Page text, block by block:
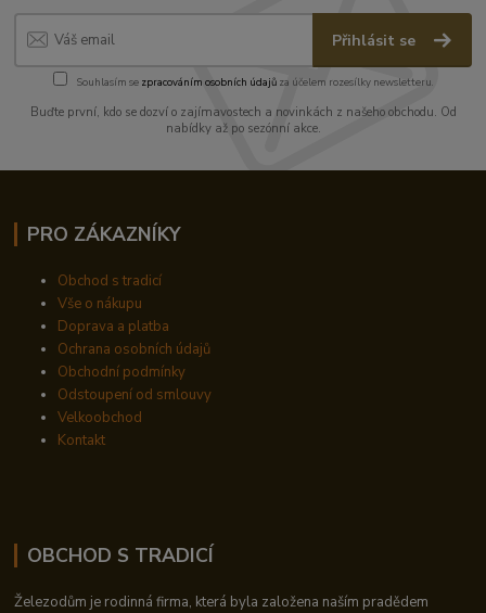
Přihlásit se
Souhlasím se zpracováním osobních údajůza účelem rozesílky newsletteru.
Buďte první, kdo se dozví o zajímavostech a novinkách z našeho obchodu. Od
nabídky až po sezónní akce.
PRO ZÁKAZNÍKY
Obchod s tradicí
Vše o nákupu
Doprava a platba
Ochrana osobních údajů
Obchodní podmínky
Odstoupení od smlouvy
Velkoobchod
Kontakt
OBCHOD S TRADICÍ
Železodům je rodinná firma, která byla založena naším pradědem